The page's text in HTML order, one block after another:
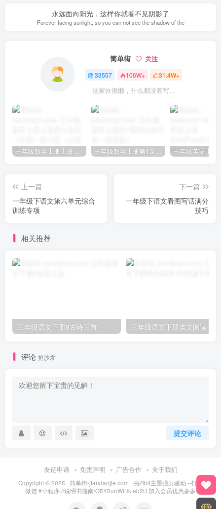
永远面向阳光，这样你就看不见阴影了
Forever facing sunlight, so you can not see the shadow of the
简单街 关注
33557 106W+ 31.4W+
这家伙很懒，什么都没有写...
上一篇
一年级下语文第六单元综合
训练专项
下一篇
一年级下语文看图写话满分
技巧
相关推荐
三年级语文下册9古诗三首
评论 抢沙发
提交评论
友链申请 免责声明 广告合作 关于我们
Copyright © 2025 · 简单街-jiandanjie.com · 由Zibll主题强力驱动.--打开
微信 #小程序://说明书指南/O5Y0unWlHkfab2D 加入会员优惠多多